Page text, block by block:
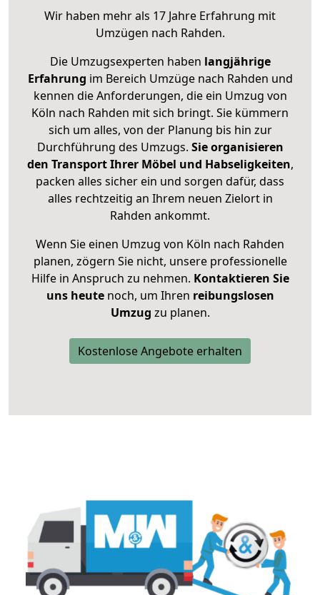
Wir haben mehr als 17 Jahre Erfahrung mit
Umzügen nach Rahden.
Die Umzugsexperten haben langjährige
Erfahrung im Bereich Umzüge nach Rahden und
kennen die Anforderungen, die ein Umzug von
Köln nach Rahden mit sich bringt. Sie kümmern
sich um alles, von der Planung bis hin zur
Durchführung des Umzugs. Sie organisieren
den Transport Ihrer Möbel und Habseligkeiten,
packen alles sicher ein und sorgen dafür, dass
alles rechtzeitig an Ihrem neuen Zielort in
Rahden ankommt.
Wenn Sie einen Umzug von Köln nach Rahden
planen, zögern Sie nicht, unsere professionelle
Hilfe in Anspruch zu nehmen. Kontaktieren Sie
uns heutenoch, um Ihren reibungslosen
Umzug zu planen.
Kostenlose Angebote erhalten